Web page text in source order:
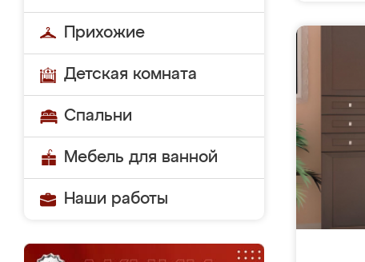
Прихожие
Детская комната
Спальни
Мебель для ванной
Наши работы